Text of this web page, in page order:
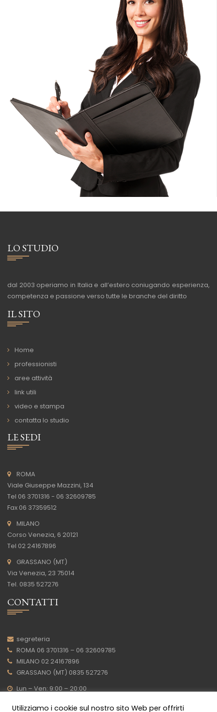
LO STUDIO
dal 2003 operiamo in Italia e all’estero coniugando esperienza,
competenza e passione verso tutte le branche del diritto
IL SITO
Home
professionisti
aree attività
link utili
video e stampa
contatta lo studio
LE SEDI
ROMA
Viale Giuseppe Mazzini, 134
Tel 06 3701316 - 06 32609785
Fax 06 37359512
MILANO
Corso Venezia, 6 20121
Tel 02 24167896
GRASSANO (MT)
Via Venezia, 23 75014
Tel. 0835 527276
CONTATTI
segreteria
ROMA 06 3701316 – 06 32609785
MILANO 02 24167896
GRASSANO (MT) 0835 527276
Lun – Ven: 9:00 – 20:00
privacy policy
Utilizziamo i cookie sul nostro sito Web per offrirti